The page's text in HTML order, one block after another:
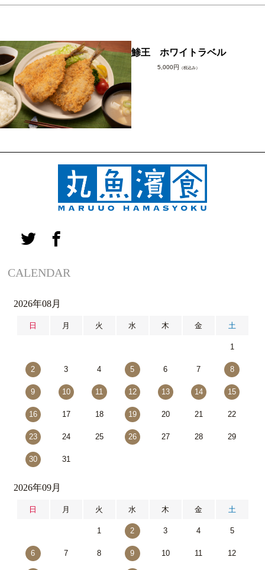
鯵王 ホワイトラベル
5,000円 （税込み）
CALENDAR
2026年08月
日 月 火 水 木 金 土
1
2 3 4 5 6 7 8
9 10 11 12 13 14 15
16 17 18 19 20 21 22
23 24 25 26 27 28 29
30 31
2026年09月
日 月 火 水 木 金 土
1 2 3 4 5
6 7 8 9 10 11 12